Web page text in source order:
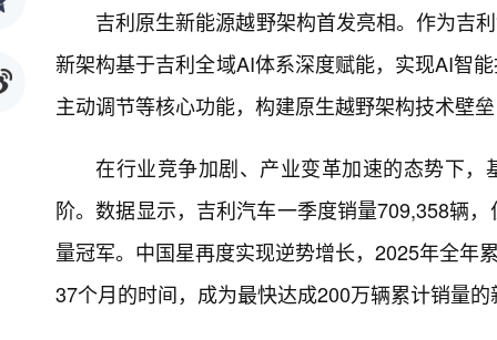
吉利原生新能源越野架构首发亮相。作为吉
新架构基于吉利全域AI体系深度赋能，实现AI智
主动调节等核心功能，构建原生越野架构技术壁
在行业竞争加剧、产业变革加速的态势下，
阶。数据显示，吉利汽车一季度销量709,358辆
量冠军。中国星再度实现逆势增长，2025年全年
37个月的时间，成为最快达成200万辆累计销量